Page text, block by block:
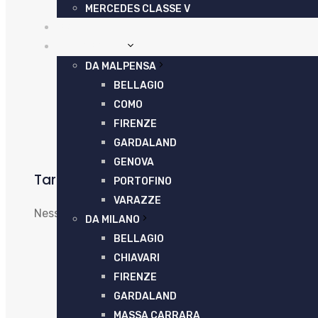
MERCEDES CLASSE V
DA MALPENSA
BELLAGIO
COMO
FIRENZE
GARDALAND
GENOVA
PORTOFINO
VARAZZE
DA MILANO
BELLAGIO
CHIAVARI
FIRENZE
GARDALAND
Tariffe Fisse e Trasparenti
Nessuna sorpresa. Il prezzo concordato in fase di